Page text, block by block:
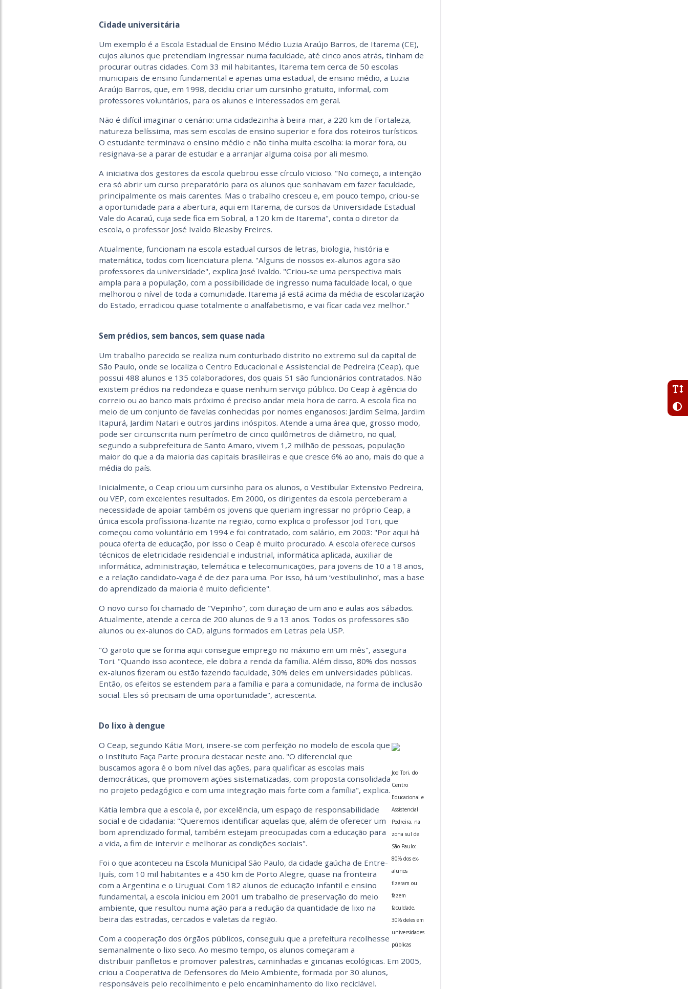
Cidade universitária
Um exemplo é a Escola Estadual de Ensino Médio Luzia Araújo Barros, de Itarema (CE),
cujos alunos que pretendiam ingressar numa faculdade, até cinco anos atrás, tinham de
procurar outras cidades. Com 33 mil habitantes, Itarema tem cerca de 50 escolas
municipais de ensino fundamental e apenas uma estadual, de ensino médio, a Luzia
Araújo Barros, que, em 1998, decidiu criar um cursinho gratuito, informal, com
professores voluntários, para os alunos e interessados em geral.
Não é difícil imaginar o cenário: uma cidadezinha à beira-mar, a 220 km de Fortaleza,
natureza belíssima, mas sem escolas de ensino superior e fora dos roteiros turísticos.
O estudante terminava o ensino médio e não tinha muita escolha: ia morar fora, ou
resignava-se a parar de estudar e a arranjar alguma coisa por ali mesmo.
A iniciativa dos gestores da escola quebrou esse círculo vicioso. "No começo, a intenção
era só abrir um curso preparatório para os alunos que sonhavam em fazer faculdade,
principalmente os mais carentes. Mas o trabalho cresceu e, em pouco tempo, criou-se
a oportunidade para a abertura, aqui em Itarema, de cursos da Universidade Estadual
Vale do Acaraú, cuja sede fica em Sobral, a 120 km de Itarema", conta o diretor da
escola, o professor José Ivaldo Bleasby Freires.
Atualmente, funcionam na escola estadual cursos de letras, biologia, história e
matemática, todos com licenciatura plena. "Alguns de nossos ex-alunos agora são
professores da universidade", explica José Ivaldo. "Criou-se uma perspectiva mais
ampla para a população, com a possibilidade de ingresso numa faculdade local, o que
melhorou o nível de toda a comunidade. Itarema já está acima da média de escolarização
do Estado, erradicou quase totalmente o analfabetismo, e vai ficar cada vez melhor."
Sem prédios, sem bancos, sem quase nada
Um trabalho parecido se realiza num conturbado distrito no extremo sul da capital de
São Paulo, onde se localiza o Centro Educacional e Assistencial de Pedreira (Ceap), que
possui 488 alunos e 135 colaboradores, dos quais 51 são funcionários contratados. Não
existem prédios na redondeza e quase nenhum serviço público. Do Ceap à agência do
correio ou ao banco mais próximo é preciso andar meia hora de carro. A escola fica no
meio de um conjunto de favelas conhecidas por nomes enganosos: Jardim Selma, Jardim
Itapurá, Jardim Natari e outros jardins inóspitos. Atende a uma área que, grosso modo,
pode ser circunscrita num perímetro de cinco quilômetros de diâmetro, no qual,
segundo a subprefeitura de Santo Amaro, vivem 1,2 milhão de pessoas, população
maior do que a da maioria das capitais brasileiras e que cresce 6% ao ano, mais do que a
média do país.
Inicialmente, o Ceap criou um cursinho para os alunos, o Vestibular Extensivo Pedreira,
ou VEP, com excelentes resultados. Em 2000, os dirigentes da escola perceberam a
necessidade de apoiar também os jovens que queriam ingressar no próprio Ceap, a
única escola profissiona-lizante na região, como explica o professor Jod Tori, que
começou como voluntário em 1994 e foi contratado, com salário, em 2003: "Por aqui há
pouca oferta de educação, por isso o Ceap é muito procurado. A escola oferece cursos
técnicos de eletricidade residencial e industrial, informática aplicada, auxiliar de
informática, administração, telemática e telecomunicações, para jovens de 10 a 18 anos,
e a relação candidato-vaga é de dez para uma. Por isso, há um ‘vestibulinho’, mas a base
do aprendizado da maioria é muito deficiente".
O novo curso foi chamado de "Vepinho", com duração de um ano e aulas aos sábados.
Atualmente, atende a cerca de 200 alunos de 9 a 13 anos. Todos os professores são
alunos ou ex-alunos do CAD, alguns formados em Letras pela USP.
"O garoto que se forma aqui consegue emprego no máximo em um mês", assegura
Tori. "Quando isso acontece, ele dobra a renda da família. Além disso, 80% dos nossos
ex-alunos fizeram ou estão fazendo faculdade, 30% deles em universidades públicas.
Então, os efeitos se estendem para a família e para a comunidade, na forma de inclusão
social. Eles só precisam de uma oportunidade", acrescenta.
Do lixo à dengue
Jod Tori, do
Centro
Educacional e
Assistencial
Pedreira, na
zona sul de
São Paulo:
80% dos ex-
alunos
fizeram ou
fazem
faculdade,
30% deles em
universidades
públicas
O Ceap, segundo Kátia Mori, insere-se com perfeição no modelo de escola que
o Instituto Faça Parte procura destacar neste ano. "O diferencial que
buscamos agora é o bom nível das ações, para qualificar as escolas mais
democráticas, que promovem ações sistematizadas, com proposta consolidada
no projeto pedagógico e com uma integração mais forte com a família", explica.
Kátia lembra que a escola é, por excelência, um espaço de responsabilidade
social e de cidadania: "Queremos identificar aquelas que, além de oferecer um
bom aprendizado formal, também estejam preocupadas com a educação para
a vida, a fim de intervir e melhorar as condições sociais".
Foi o que aconteceu na Escola Municipal São Paulo, da cidade gaúcha de Entre-
Ijuís, com 10 mil habitantes e a 450 km de Porto Alegre, quase na fronteira
com a Argentina e o Uruguai. Com 182 alunos de educação infantil e ensino
fundamental, a escola iniciou em 2001 um trabalho de preservação do meio
ambiente, que resultou numa ação para a redução da quantidade de lixo na
beira das estradas, cercados e valetas da região.
Com a cooperação dos órgãos públicos, conseguiu que a prefeitura recolhesse
semanalmente o lixo seco. Ao mesmo tempo, os alunos começaram a
distribuir panfletos e promover palestras, caminhadas e gincanas ecológicas. Em 2005,
criou a Cooperativa de Defensores do Meio Ambiente, formada por 30 alunos,
responsáveis pelo recolhimento e pelo encaminhamento do lixo reciclável.